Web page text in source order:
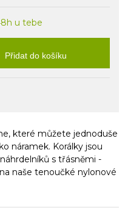
u tebe
Přidat do košíku
které můžete jednoduše
náramek. Korálky jsou
s třásněmi -
naše tenoučké nylonové